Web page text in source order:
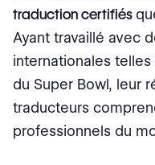
traduction certifiés
Ayant travaillé avec
internationales
du Super Bowl, leur
traducteurs
professionnels du